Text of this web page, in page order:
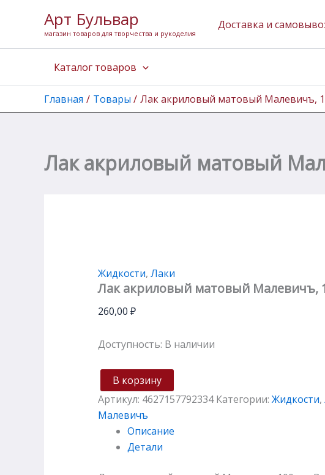
содержимому
Арт Бульвар
магазин товаров для творчества и рукоделия
Доставка и
Каталог товаров
Главная Товары Лак акриловый матовый Малевичъ,
Лак акриловый матовый
Жидкости, Лаки
Лак акриловый матовый Малевичъ,
260,00 ₽
Доступность: В наличии
товара
Лак
акриловый
Малевичъ,
В корзину
Артикул: 4627157792334 Категории: Жидкости,
Малевичъ
Описание
Детали